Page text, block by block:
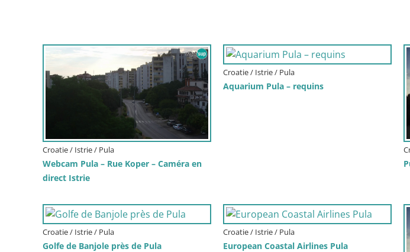
Croatie / Istrie / Pula
Webcam Pula – Rue Koper – Caméra en
direct Istrie
Croatie / Istrie / Pula
Aquarium Pula – requins
Croatie / Istrie / Pula
Golfe de Banjole près de Pula
Croatie / Istrie / Pula
European Coastal Airlines Pula